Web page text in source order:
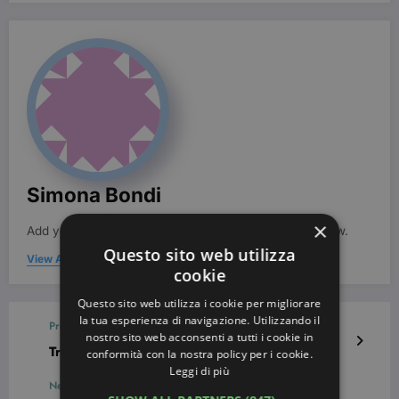
Simona Bondi
Add your Biographical Information. Edit your Profilenow.
View All Posts
Previous post
Trucco occhi con brillantini: foto e tutorial
Next post
×
Questo sito web utilizza
cookie
Questo sito web utilizza i cookie per migliorare
la tua esperienza di navigazione. Utilizzando il
nostro sito web acconsenti a tutti i cookie in
conformità con la nostra policy per i cookie.
Leggi di più